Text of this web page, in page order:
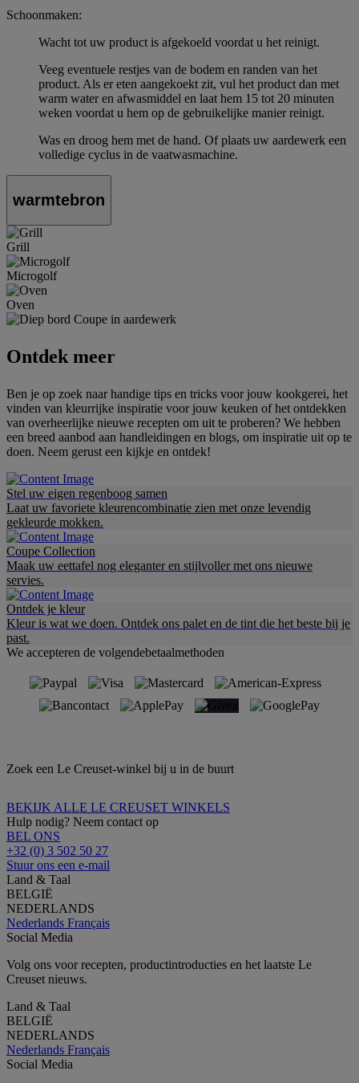
Schoonmaken:
Wacht tot uw product is afgekoeld voordat u het reinigt.
Veeg eventuele restjes van de bodem en randen van het
product. Als er eten aangekoekt zit, vul het product dan met
warm water en afwasmiddel en laat hem 15 tot 20 minuten
weken voordat u hem op de gebruikelijke manier reinigt.
Was en droog hem met de hand. Of plaats uw aardewerk een
volledige cyclus in de vaatwasmachine.
warmtebron
Grill
Microgolf
Oven
Ontdek meer
Ben je op zoek naar handige tips en tricks voor jouw kookgerei, het
vinden van kleurrijke inspiratie voor jouw keuken of het ontdekken
van overheerlijke nieuwe recepten om uit te proberen? We hebben
een breed aanbod aan handleidingen en blogs, om inspiratie uit op te
doen. Neem gerust een kijkje en ontdek!
Stel uw eigen regenboog samen
Laat uw favoriete kleurencombinatie zien met onze levendig
gekleurde mokken.
Coupe Collection
Maak uw eettafel nog eleganter en stijlvoller met ons nieuwe
servies.
Ontdek je kleur
Kleur is wat we doen. Ontdek ons palet en de tint die het beste bij je
past.
We accepteren de volgendebetaalmethoden
Zoek een Le Creuset-winkel bij u in de buurt
BEKIJK ALLE LE CREUSET WINKELS
Hulp nodig? Neem contact op
BEL ONS
+32 (0) 3 502 50 27
Stuur ons een e-mail
Land & Taal
BELGIË
NEDERLANDS
Nederlands Français
Social Media
Volg ons voor recepten, productintroducties en het laatste Le
Creuset nieuws.
Land & Taal
BELGIË
NEDERLANDS
Nederlands Français
Social Media